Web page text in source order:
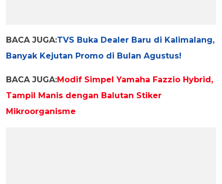
BACA JUGA:TVS Buka Dealer Baru di Kalimalang,
Banyak Kejutan Promo di Bulan Agustus!
BACA JUGA:Modif Simpel Yamaha Fazzio Hybrid,
Tampil Manis dengan Balutan Stiker
Mikroorganisme